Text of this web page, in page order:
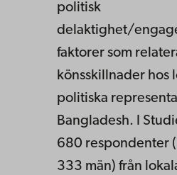
politisk
delaktighet/
faktorer som
könsskillnader hos
politiska
Bangladesh. I
680 respondenter
333 män) från